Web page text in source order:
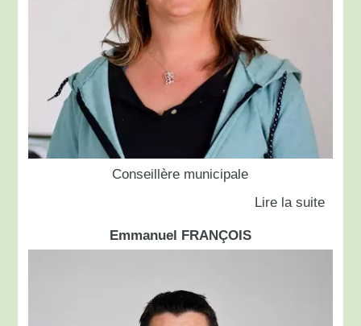
Conseillère municipale
Emmanuel FRANÇOIS